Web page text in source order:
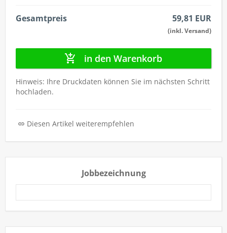
Gesamtpreis 59,81 EUR
(inkl. Versand)
in den Warenkorb
Hinweis: Ihre Druckdaten können Sie im nächsten Schritt
hochladen.
Diesen Artikel weiterempfehlen
Jobbezeichnung